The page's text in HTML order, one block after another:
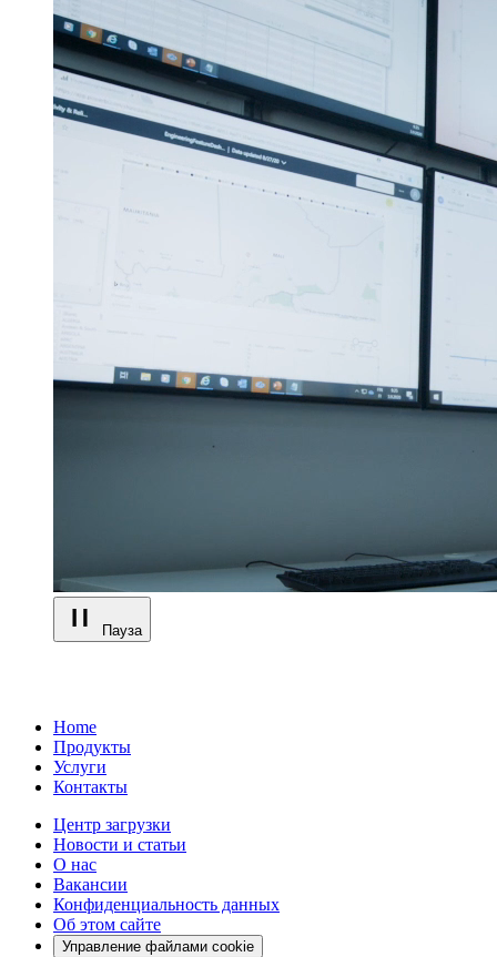
Пауза
Home
Продукты
Услуги
Контакты
Центр загрузки
Новости и статьи
О нас
Вакансии
Конфиденциальность данных
Об этом сайте
Управление файлами cookie